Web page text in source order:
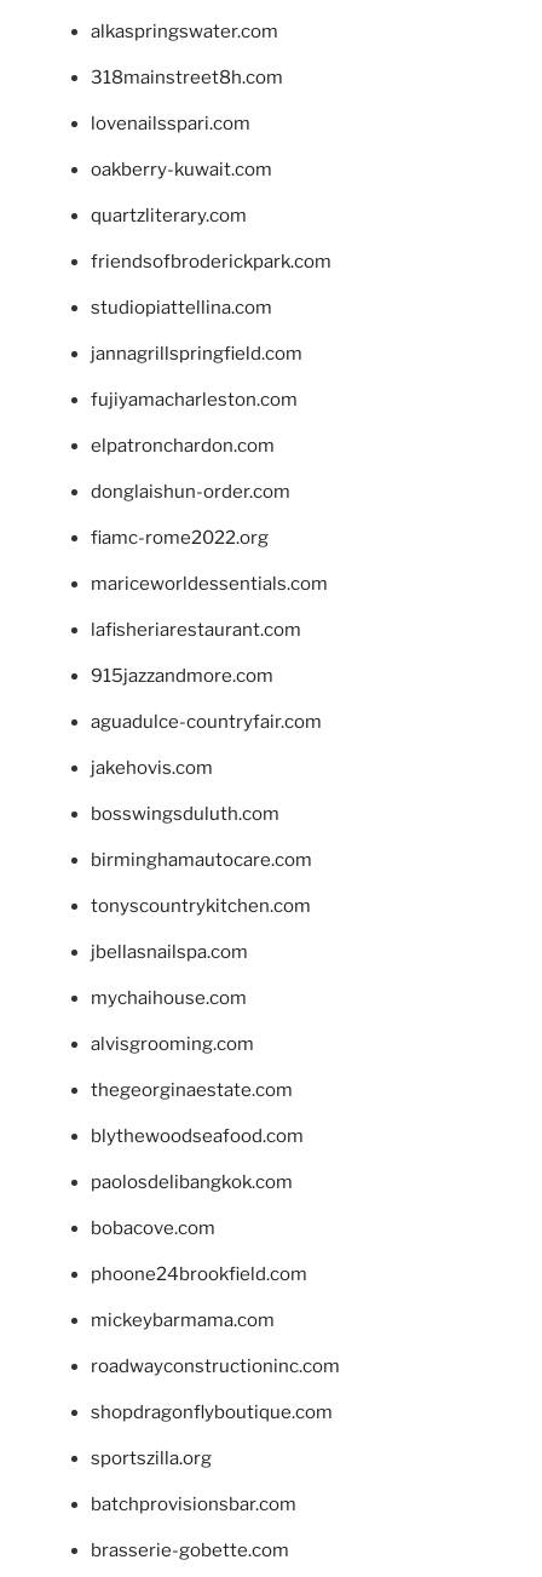
alkaspringswater.com
318mainstreet8h.com
lovenailsspari.com
oakberry-kuwait.com
quartzliterary.com
friendsofbroderickpark.com
studiopiattellina.com
jannagrillspringfield.com
fujiyamacharleston.com
elpatronchardon.com
donglaishun-order.com
fiamc-rome2022.org
mariceworldessentials.com
lafisheriarestaurant.com
915jazzandmore.com
aguadulce-countryfair.com
jakehovis.com
bosswingsduluth.com
birminghamautocare.com
tonyscountrykitchen.com
jbellasnailspa.com
mychaihouse.com
alvisgrooming.com
thegeorginaestate.com
blythewoodseafood.com
paolosdelibangkok.com
bobacove.com
phoone24brookfield.com
mickeybarmama.com
roadwayconstructioninc.com
shopdragonflyboutique.com
sportszilla.org
batchprovisionsbar.com
brasserie-gobette.com